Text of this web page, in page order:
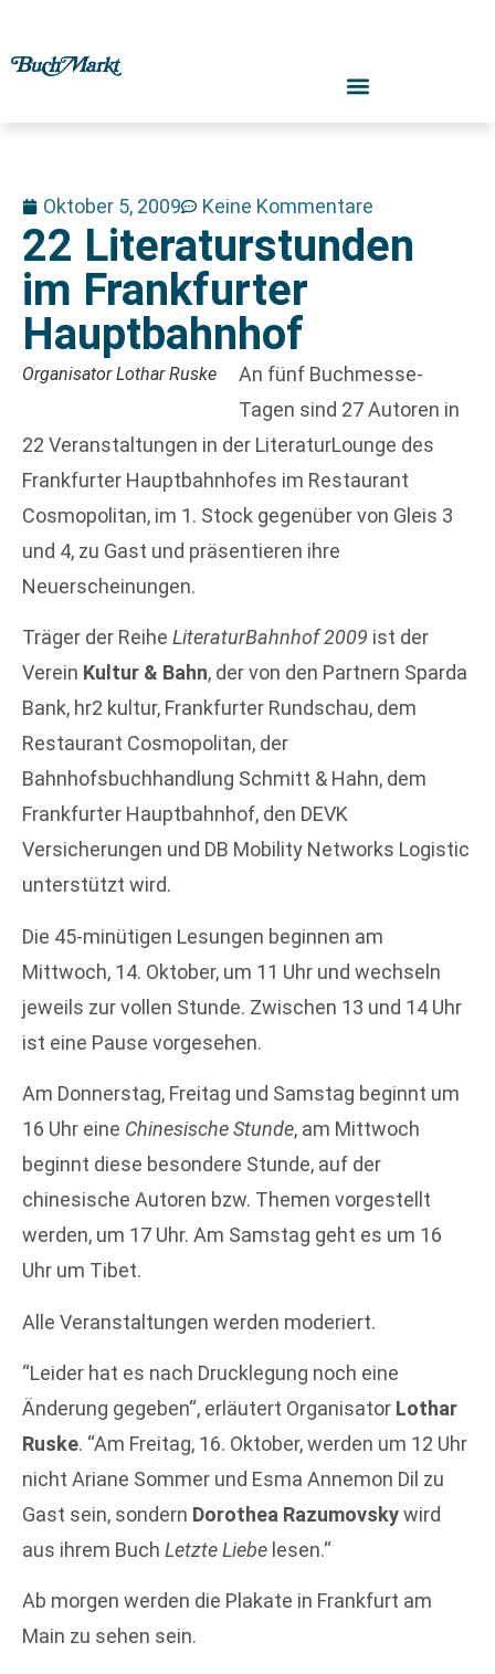
Oktober 5, 2009 Keine Kommentare
22 Literaturstunden
im Frankfurter
Hauptbahnhof
Organisator Lothar Ruske
An fünf Buchmesse-
Tagen sind 27 Autoren in
22 Veranstaltungen in der LiteraturLounge des
Frankfurter Hauptbahnhofes im Restaurant
Cosmopolitan, im 1. Stock gegenüber von Gleis 3
und 4, zu Gast und präsentieren ihre
Neuerscheinungen.
Träger der Reihe LiteraturBahnhof 2009 ist der
Verein Kultur & Bahn, der von den Partnern Sparda
Bank, hr2 kultur, Frankfurter Rundschau, dem
Restaurant Cosmopolitan, der
Bahnhofsbuchhandlung Schmitt & Hahn, dem
Frankfurter Hauptbahnhof, den DEVK
Versicherungen und DB Mobility Networks Logistic
unterstützt wird.
Die 45-minütigen Lesungen beginnen am
Mittwoch, 14. Oktober, um 11 Uhr und wechseln
jeweils zur vollen Stunde. Zwischen 13 und 14 Uhr
ist eine Pause vorgesehen.
Am Donnerstag, Freitag und Samstag beginnt um
16 Uhr eine Chinesische Stunde, am Mittwoch
beginnt diese besondere Stunde, auf der
chinesische Autoren bzw. Themen vorgestellt
werden, um 17 Uhr. Am Samstag geht es um 16
Uhr um Tibet.
Alle Veranstaltungen werden moderiert.
“Leider hat es nach Drucklegung noch eine
Änderung gegeben“, erläutert Organisator Lothar
Ruske. “Am Freitag, 16. Oktober, werden um 12 Uhr
nicht Ariane Sommer und Esma Annemon Dil zu
Gast sein, sondern Dorothea Razumovskywird
aus ihrem Buch Letzte Liebe lesen.“
Ab morgen werden die Plakate in Frankfurt am
Main zu sehen sein.